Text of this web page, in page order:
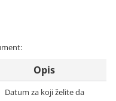
Opis
Datum za koji želite da